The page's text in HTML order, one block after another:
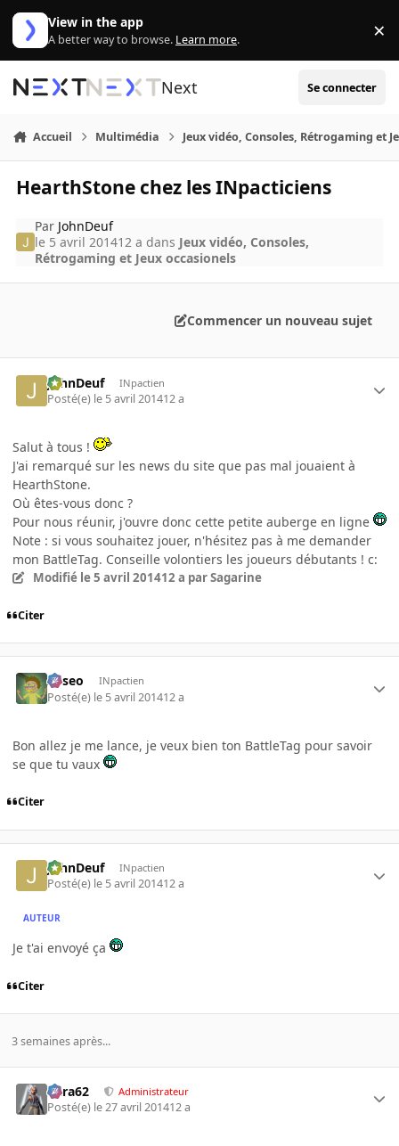
Aller au contenu
View in the app
A better way to browse. Learn more. ×
Next Se connecter
Accueil Multimédia Jeux vidéo, Consoles, Rétrogaming et
HearthStone chez les INpacticiens
Par JohnDeuf
le 5 avril 201412 a dans Jeux vidéo, Consoles,
Rétrogaming et Jeux occasionels
Commencer un nouveau sujet
JohnDeuf INpactien
Posté(e) le 5 avril 201412 a
Salut à tous !
J'ai remarqué sur les news du site que pas mal jouaient à
HearthStone.
Où êtes-vous donc ?
Pour nous réunir, j'ouvre donc cette petite auberge en ligne
Note : si vous souhaitez jouer, n'hésitez pas à me demander
mon BattleTag. Conseille volontiers les joueurs débutants ! c:
Modifié le 5 avril 201412 a par Sagarine
Citer
Asseo INpactien
Posté(e) le 5 avril 201412 a
Bon allez je me lance, je veux bien ton BattleTag pour savoir
se que tu vaux
Citer
JohnDeuf INpactien
Posté(e) le 5 avril 201412 a
AUTEUR
Je t'ai envoyé ça
Citer
3 semaines après...
Cara62 Administrateur
Posté(e) le 27 avril 201412 a